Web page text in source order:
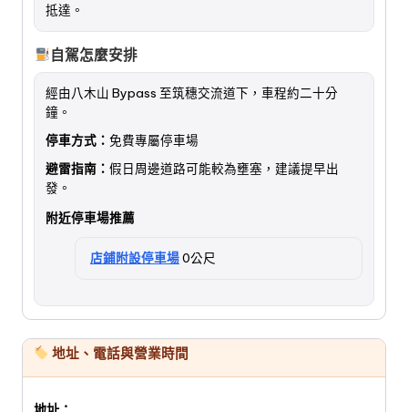
抵達。
自駕怎麼安排
經由八木山 Bypass 至筑穗交流道下，車程約二十分
鐘。
停車方式： 免費專屬停車場
避雷指南： 假日周邊道路可能較為壅塞，建議提早出
發。
附近停車場推薦
店鋪附設停車場0公尺
地址、電話與營業時間